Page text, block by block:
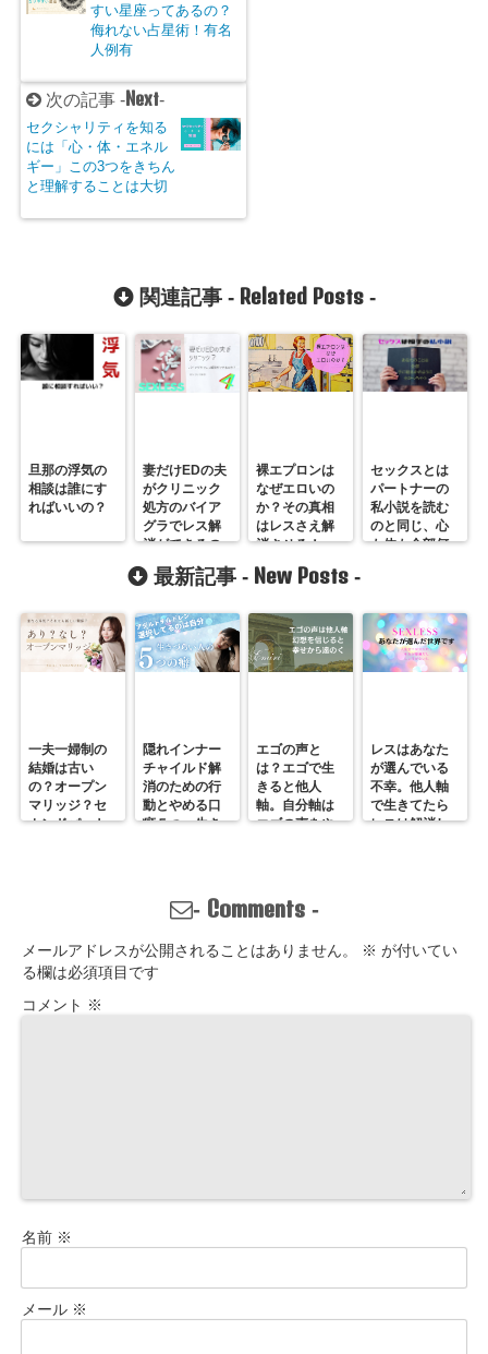
すい星座ってあるの？
侮れない占星術！有名
人例有
次の記事 -Next-
セクシャリティを知る
には「心・体・エネル
ギー」この3つをきちん
と理解することは大切
関連記事 - Related Posts-
旦那の浮気の
相談は誰にす
ればいいの？
妻だけEDの夫
がクリニック
処方のバイア
グラでレス解
消ができるの
か？葵さん4
裸エプロンは
なぜエロいの
か？その真相
はレスさえ解
消させる！
セックスとは
パートナーの
私小説を読む
のと同じ、心
も体も全部何
最新記事 - New Posts -
一夫一婦制の
結婚は古い
の？オープン
マリッジ？セ
カンドパート
隠れインナー
チャイルド解
消のための行
動とやめる口
癖５つ。生き
関係改善方法
はここにある
エゴの声と
は？エゴで生
きると他人
軸。自分軸は
エゴの声をや
レスはあなた
が選んでいる
不幸。他人軸
で生きてたら
レスは解消し
- Comments-
メールアドレスが公開されることはありません。 ※ が付いてい
る欄は必須項目です
コメント ※
名前 ※
メール ※